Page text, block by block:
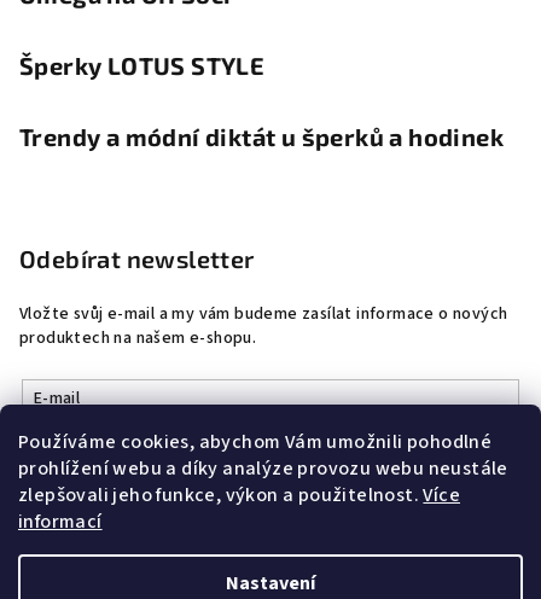
Používáme cookies, abychom Vám umožnili pohodlné
prohlížení webu a díky analýze provozu webu neustále
zlepšovali jeho funkce, výkon a použitelnost.Více
informací
Nastavení
Šperky LOTUS STYLE
Trendy a módní diktát u šperků a hodinek
Odebírat newsletter
Vložte svůj e-mail a my vám budeme zasílat informace o nových
produktech na našem e-shopu.
E-mail
Vložením e-mailu souhlasíte spodmínkami ochrany osobních
údajů
Přihlásit se